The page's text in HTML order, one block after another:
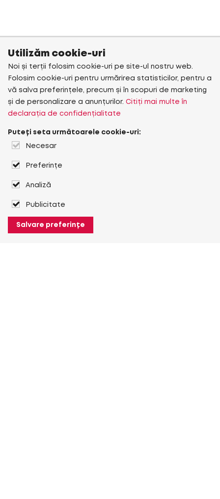
Utilizăm cookie-uri
Noi și terții folosim cookie-uri pe site-ul nostru web.
Folosim cookie-uri pentru urmărirea statisticilor, pentru a
vă salva preferințele, precum și în scopuri de marketing
și de personalizare a anunțurilor. Citiți mai multe în
declarația de confidențialitate
Puteți seta următoarele cookie-uri:
Necesar
Preferințe
Analiză
Publicitate
Salvare preferințe